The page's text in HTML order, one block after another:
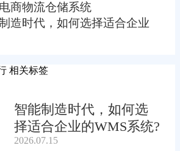
商物流仓储系统
造时代，如何选择适合企业
相关标签
智能制造时代，如何选
择适合企业的WMS系统?
2026.07.15